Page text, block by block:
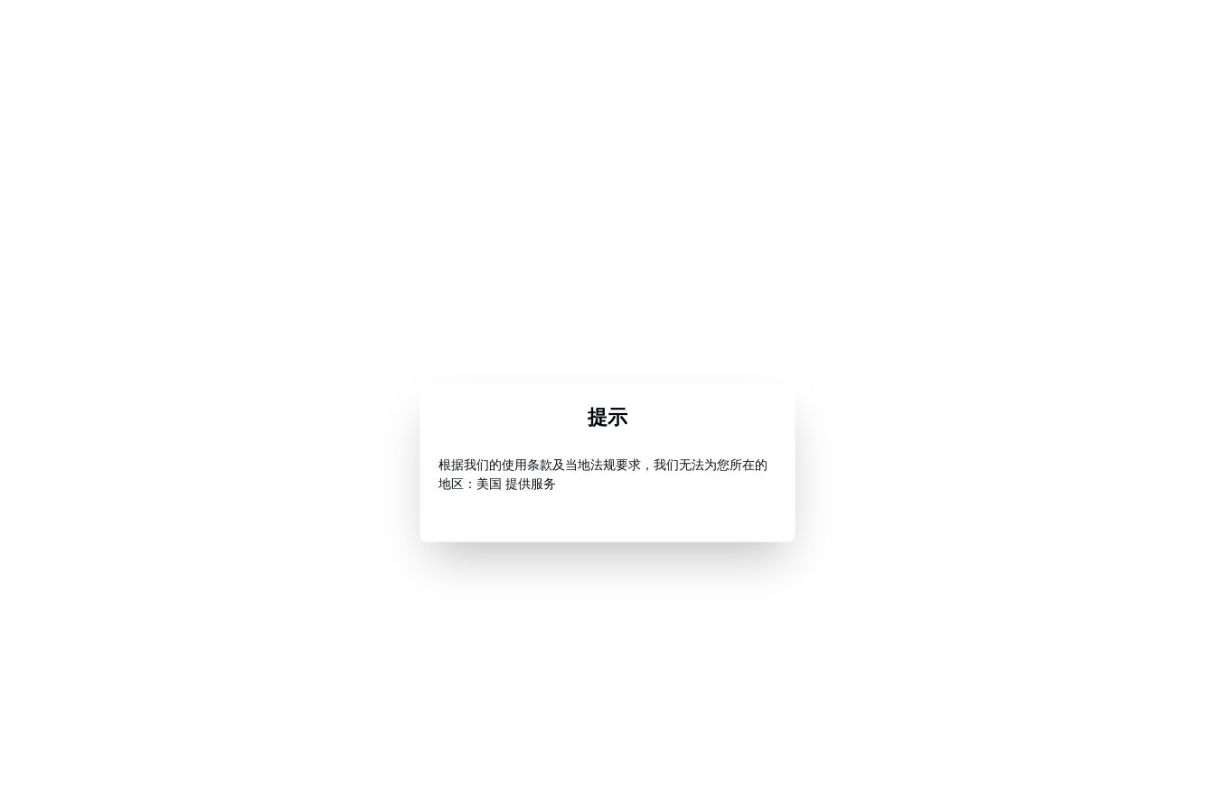
提示
根据我们的使用条款及当地法规要求，我们无法为您所在的
地区：美国 提供服务